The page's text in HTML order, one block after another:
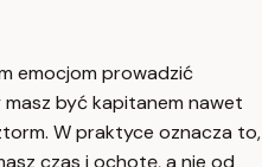
emocjom prowadzić
być kapitanem nawet
W praktyce oznacza to,
czas i ochotę, a nie od